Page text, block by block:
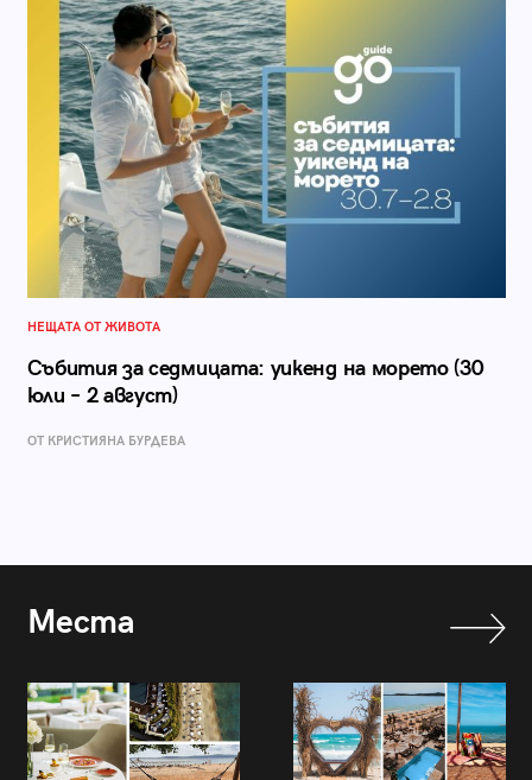
НЕЩАТА ОТ ЖИВОТА
Събития за седмицата: уикенд на морето (30
юли – 2 август)
ОТ КРИСТИЯНА БУРДЕВА
Места